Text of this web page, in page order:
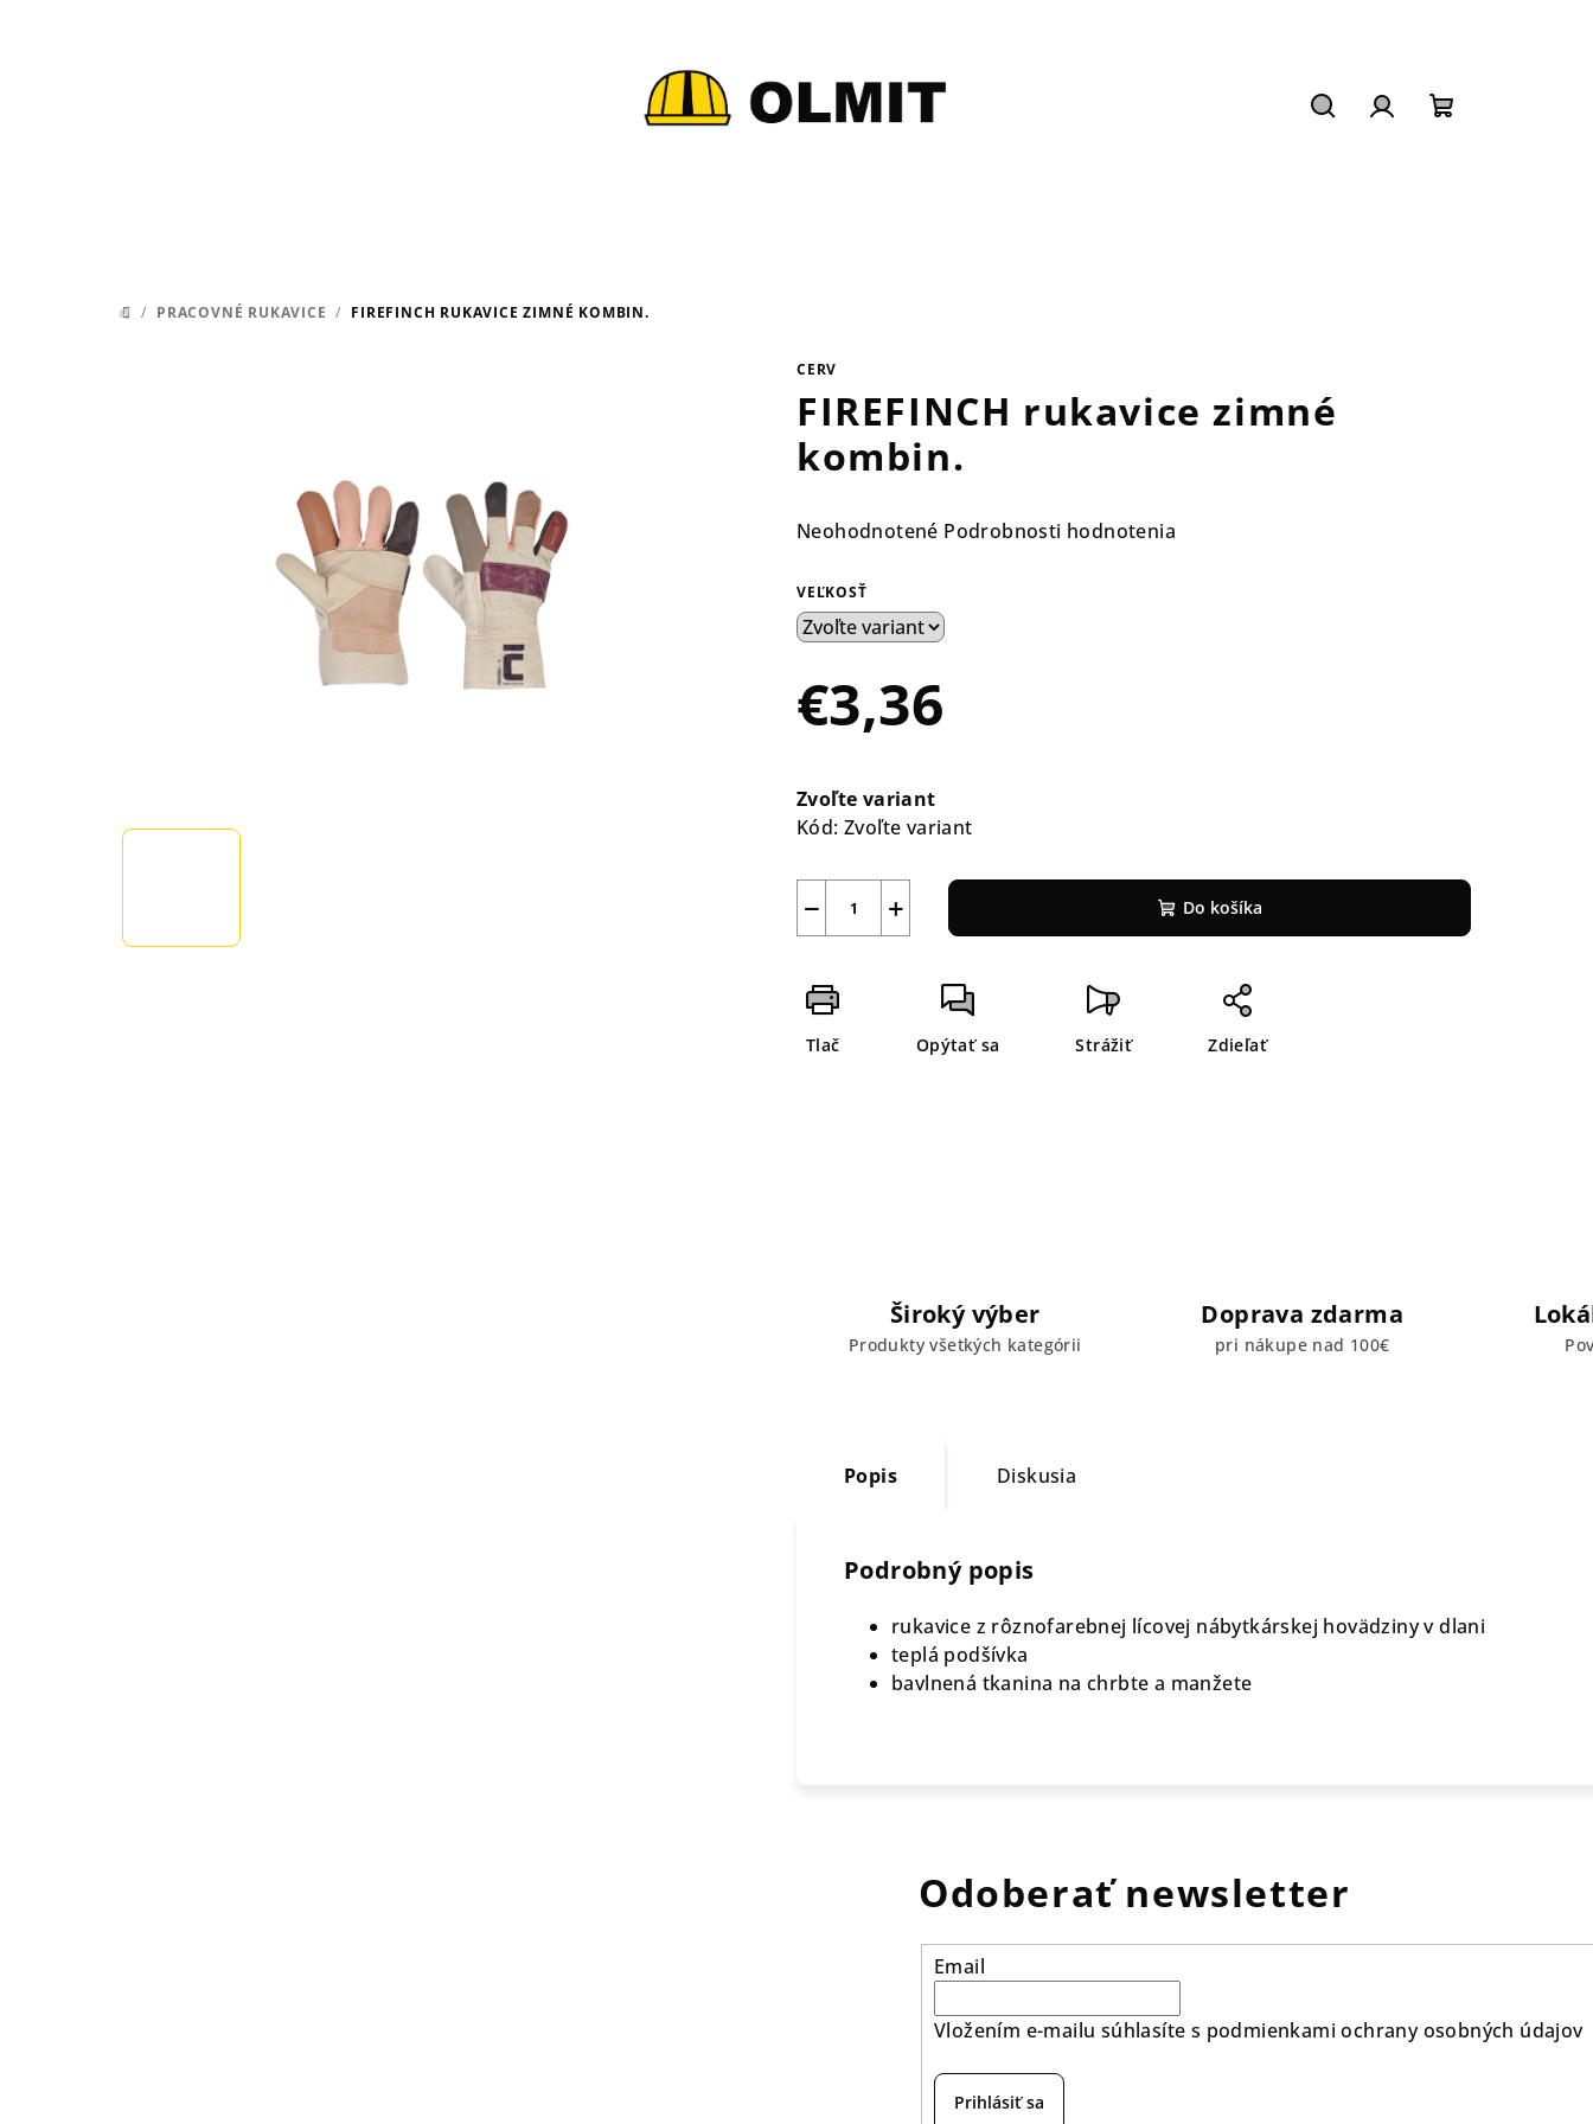
DOMOV
/ PRACOVNÉ RUKAVICE / FIREFINCH RUKAVICE ZIMNÉ KOMBIN.
CERV
FIREFINCH rukavice zimné
kombin.
Priemerné
produktu
je
0,0
5
hviezdičiek.
Neohodnotené Podrobnosti hodnotenia
VEĽKOSŤ
€3,36
cena:
Zvoľte variant
Kód: Zvoľte variant
+
− Do košíka
Tlač Opýtať sa Strážiť Zdieľať
Široký výber
Produkty všetkých kategórii
Doprava zdarma
pri nákupe nad 100€
Popis Diskusia
Podrobný popis
rukavice z rôznofarebnej lícovej nábytkárskej hovädziny v dlani
teplá podšívka
bavlnená tkanina na chrbte a manžete
Odoberať newsletter
Email
Vložením e-mailu súhlasíte s podmienkami ochrany osobných údajov
Prihlásiť sa